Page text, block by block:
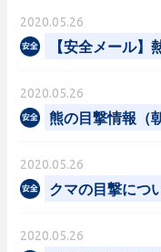
2020.05.26
【安全メール】
2020.05.26
熊の目撃情報（
2020.05.26
クマの目撃につ
2020.05.26